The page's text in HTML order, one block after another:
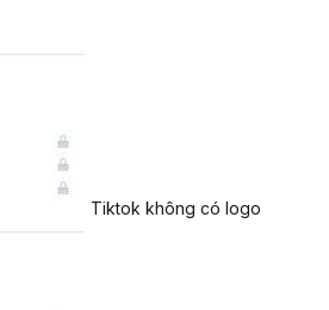
tải video Tiktok không có logo